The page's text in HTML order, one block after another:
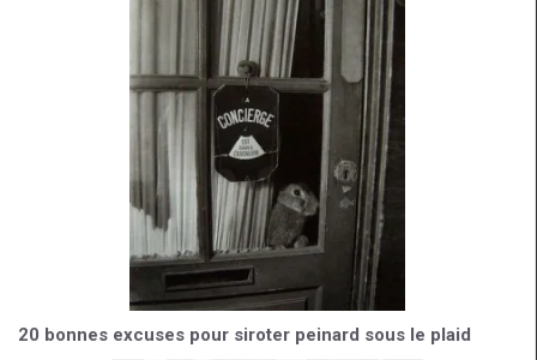
20 bonnes excuses pour siroter peinard sous le plaid